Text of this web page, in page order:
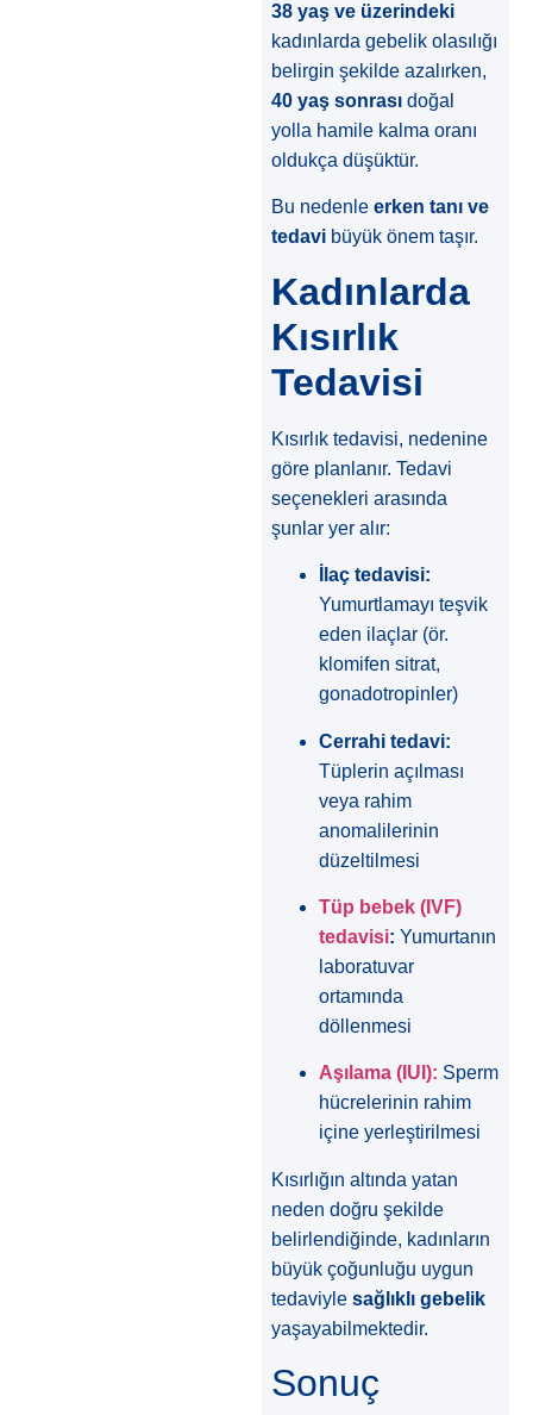
38 yaş ve üzerindeki
kadınlarda gebelik olasılığı
belirgin şekilde azalırken,
40 yaş sonrası doğal
yolla hamile kalma oranı
oldukça düşüktür.
Bu nedenle erken tanı ve
tedavi büyük önem taşır.
Kadınlarda
Kısırlık
Tedavisi
Kısırlık tedavisi, nedenine
göre planlanır. Tedavi
seçenekleri arasında
şunlar yer alır:
İlaç tedavisi:
Yumurtlamayı teşvik
eden ilaçlar (ör.
klomifen sitrat,
gonadotropinler)
Cerrahi tedavi:
Tüplerin açılması
veya rahim
anomalilerinin
düzeltilmesi
Tüp bebek (IVF)
tedavisi: Yumurtanın
laboratuvar
ortamında
döllenmesi
Aşılama (IUI): Sperm
hücrelerinin rahim
içine yerleştirilmesi
Kısırlığın altında yatan
neden doğru şekilde
belirlendiğinde, kadınların
büyük çoğunluğu uygun
tedaviyle sağlıklı gebelik
yaşayabilmektedir.
Sonuç